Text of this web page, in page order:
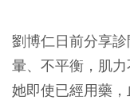
劉博仁日前分享
暈、不平衡，肌
她即使已經用藥